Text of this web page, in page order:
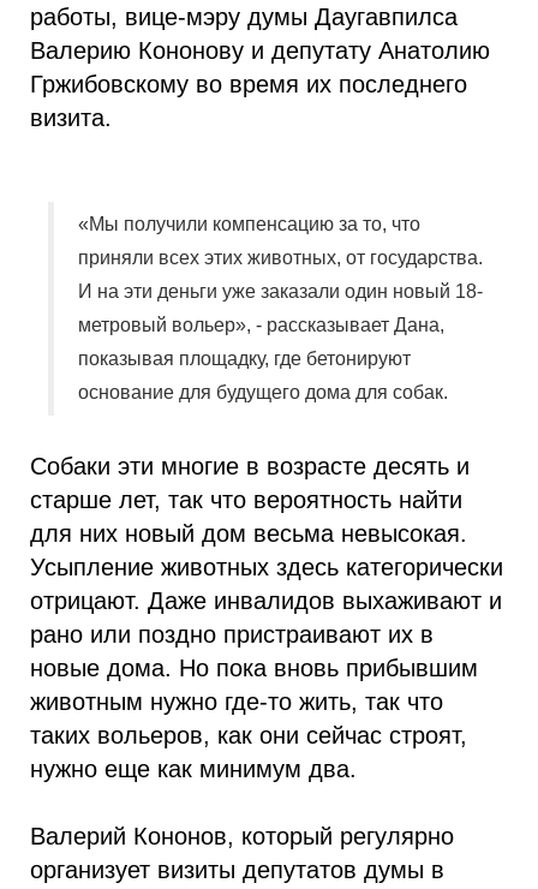
работы, вице-мэру думы Даугавпилса
Валерию Кононову и депутату Анатолию
Гржибовскому во время их последнего
визита.
«Мы получили компенсацию за то, что
приняли всех этих животных, от государства.
И на эти деньги уже заказали один новый 18-
метровый вольер», - рассказывает Дана,
показывая площадку, где бетонируют
основание для будущего дома для собак.
Собаки эти многие в возрасте десять и
старше лет, так что вероятность найти
для них новый дом весьма невысокая.
Усыпление животных здесь категорически
отрицают. Даже инвалидов выхаживают и
рано или поздно пристраивают их в
новые дома. Но пока вновь прибывшим
животным нужно где-то жить, так что
таких вольеров, как они сейчас строят,
нужно еще как минимум два.
Валерий Кононов, который регулярно
организует визиты депутатов думы в